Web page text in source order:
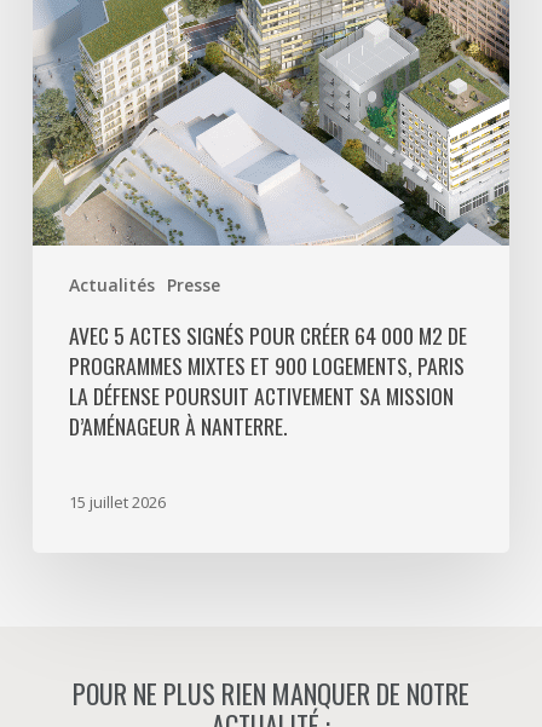
Actualités Presse
000
m2
de
programmes
mixtes
et
900
logements,
Défense
poursuit
activement
AVEC 5 ACTES SIGNÉS POUR CRÉER 64 000 M2 DE
PROGRAMMES MIXTES ET 900 LOGEMENTS, PARIS
LA DÉFENSE POURSUIT ACTIVEMENT SA MISSION
D’AMÉNAGEUR À NANTERRE.
15 juillet 2026
POUR NE PLUS RIEN MANQUER DE NOTRE